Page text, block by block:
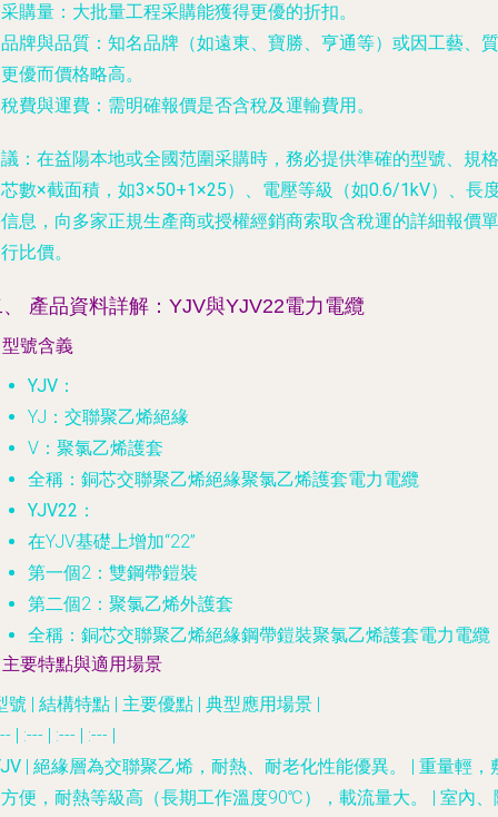
采購量 ：大批量工程采購能獲得更優的折扣。
品牌與品質 ：知名品牌（如遠東、寶勝、亨通等）或因工藝、質
優而價格略高。
稅費與運費 ：需明確報價是否含稅及運輸費用。
：在益陽本地或全國范圍采購時，務必提供準確的型號、規格
數×截面積，如3×50+1×25）、電壓等級（如0.6/1kV）、長
息，向多家正規生產商或授權經銷商索取含稅運的詳細報價單
比價。
產品資料詳解：YJV與YJV22電力電纜
號含義
YJV ：
YJ：交聯聚乙烯絕緣
V：聚氯乙烯護套
全稱：銅芯交聯聚乙烯絕緣聚氯乙烯護套電力電纜
YJV22 ：
在YJV基礎上增加“22”
第一個2：雙鋼帶鎧裝
第二個2：聚氯乙烯外護套
全稱：銅芯交聯聚乙烯絕緣鋼帶鎧裝聚氯乙烯護套電力電纜
要特點與適用場景
號 | 結構特點 | 主要優點 | 典型應用場景 |
| :--- | :--- | :--- |
| 絕緣層為交聯聚乙烯，耐熱、耐老化性能優異。 | 重量輕，
便，耐熱等級高（長期工作溫度90℃），載流量大。 | 室內、